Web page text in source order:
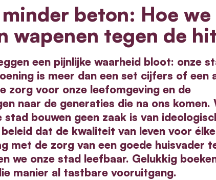
beton: Hoe
wapenen tegen de
een pijnlijke waarheid bloot: onze
is meer dan een set cijfers of een
voor onze leefomgeving en de
naar de generaties die na ons komen.
bouwen geen zaak is van
dat de kwaliteit van leven voor
met de zorg van een goede huisvader
we onze stad leefbaar. Gelukkig
manier al tastbare vooruitgang.